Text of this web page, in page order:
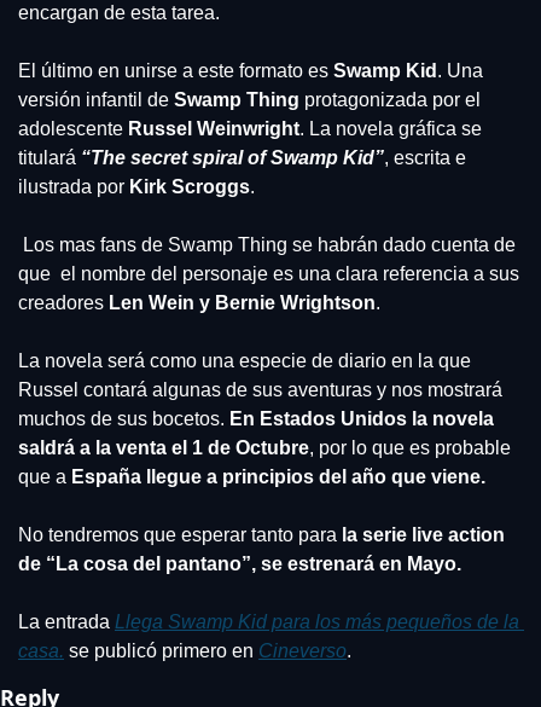
encargan de esta tarea.
El último en unirse a este formato es Swamp Kid . Una
versión infantil de Swamp Thing protagonizada por el
adolescente Russel Weinwright. La novela gráfica se
titulará “The secret spiral of Swamp Kid”, escrita e
ilustrada por Kirk Scroggs.
que  el nombre del personaje es una clara referencia a sus
creadores Len Wein y Bernie Wrightson.
La novela será como una especie de diario en la que
Russel contará algunas de sus aventuras y nos mostrará
muchos de sus bocetos. En Estados Unidos la novela
saldrá a la venta el 1 de Octubre, por lo que es probable
que a España llegue a principios del año que viene.
No tendremos que esperar tanto para la serie live action
de “La cosa del pantano”, se estrenará en Mayo.
La entrada Llega Swamp Kid para los más pequeños de la
casa. se publicó primero en Cineverso.
Reply